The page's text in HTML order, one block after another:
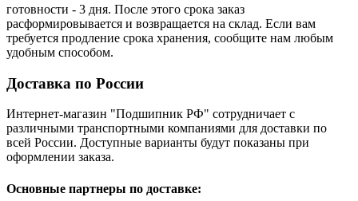
готовности - 3 дня. После этого срока заказ
расформировывается и возвращается на склад. Если вам
требуется продление срока хранения, сообщите нам любым
удобным способом.
Доставка по России
Интернет-магазин "Подшипник РФ" сотрудничает с
различными транспортными компаниями для доставки по
всей России. Доступные варианты будут показаны при
оформлении заказа.
Основные партнеры по доставке: